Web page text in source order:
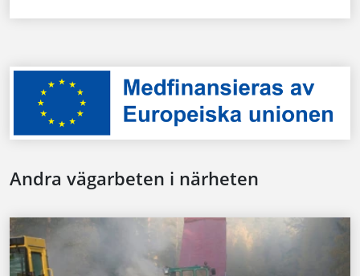
Andra vägarbeten i närheten